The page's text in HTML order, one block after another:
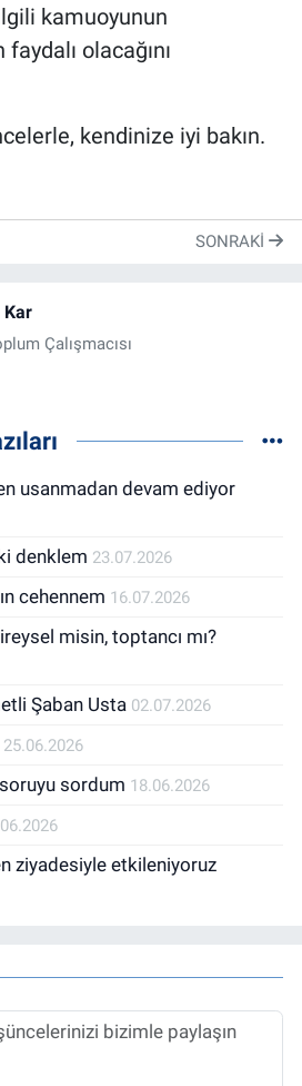
kamuoyunun
olacağını
kendinize iyi bakın.
SONRAKI
Kar
Çalışmacısı
usanmadan devam ediyor
denklem 23.07.2026
cehennem 16.07.2026
misin, toptancı mı?
Şaban Usta 02.07.2026
25.06.2026
sordum 18.06.2026
ziyadesiyle etkileniyoruz